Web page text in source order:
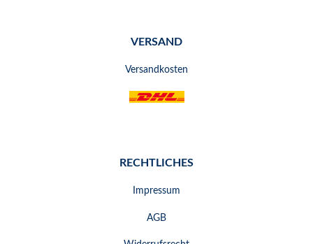
VERSAND
Versandkosten
RECHTLICHES
Impressum
AGB